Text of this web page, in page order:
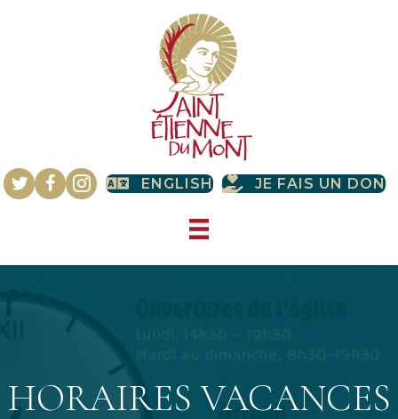
ENGLISH JE FAIS UN DON
HORAIRES VACANCES